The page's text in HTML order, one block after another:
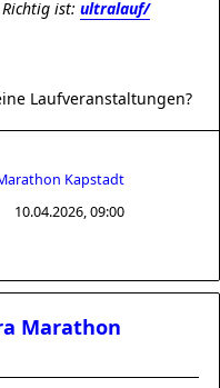
ist: ultralauf/
Laufveranstaltungen?
Kapstadt
10.04.2026, 09:00
Marathon